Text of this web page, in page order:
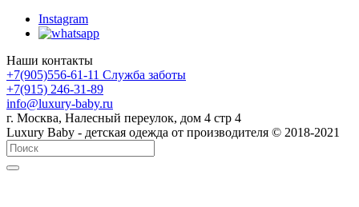
Instagram
Наши контакты
+7(905)556-61-11 Служба заботы
+7(915) 246-31-89
info@luxury-baby.ru
г. Москва, Налесный переулок, дом 4 стр 4
Luxury Baby - детская одежда от производителя © 2018-2021